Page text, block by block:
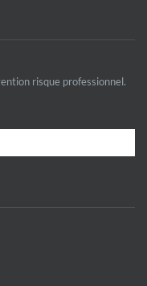
risque professionnel.